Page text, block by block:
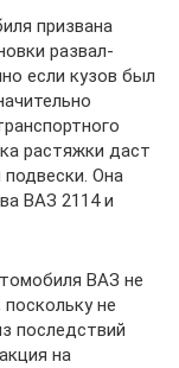
призвана
развал-
если кузов был
растяжки даст
Она
ВАЗ 2114 и
ВАЗ не
не
последствий
на